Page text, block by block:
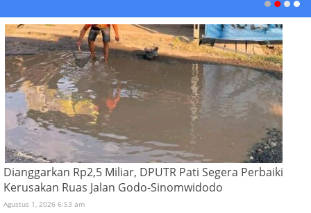
Dianggarkan Rp2,5 Miliar, DPUTR Pati Segera Perbaiki
Kerusakan Ruas Jalan Godo-Sinomwidodo
Agustus 1, 2026 6:53 am